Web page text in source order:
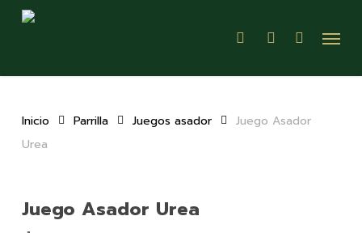
content
search account Menu
Inicio Parrilla Juegos asador
Juego Asador
Urea
Juego Asador Urea